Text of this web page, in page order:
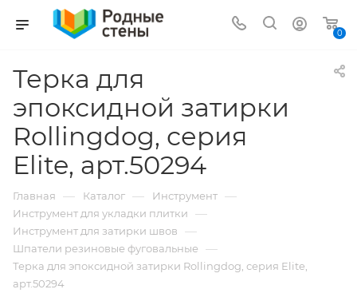
0
Терка для
эпоксидной затирки
Rollingdog, серия
Elite, арт.50294
Главная — Каталог — Инструмент —
Инструмент для укладки плитки —
Инструмент для затирки швов —
Шпатели резиновые фуговальные —
Терка для эпоксидной затирки Rollingdog, серия Elite,
арт.50294